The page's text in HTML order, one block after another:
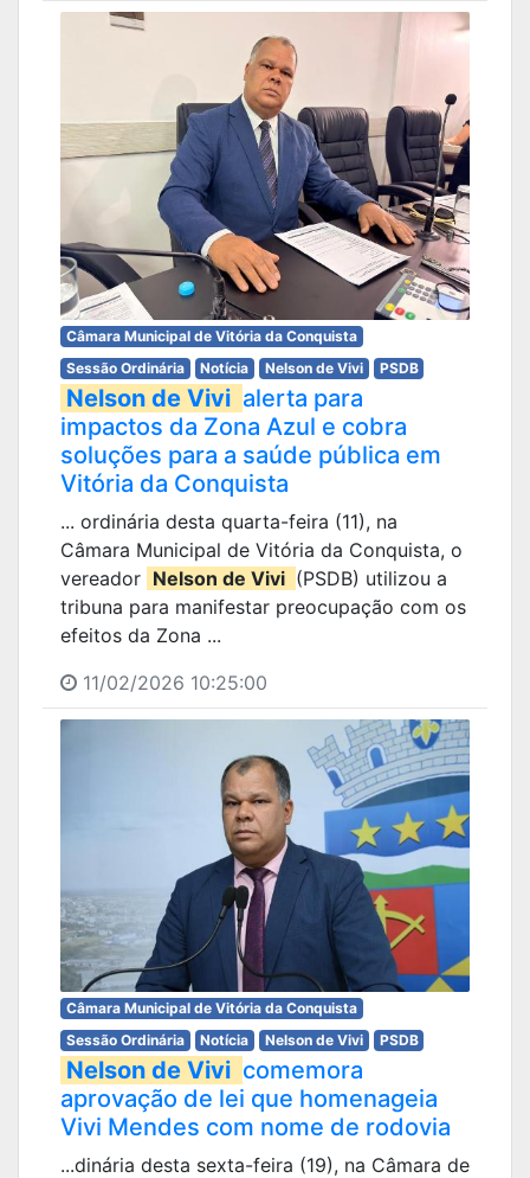
Câmara Municipal de Vitória da Conquista
Sessão Ordinária
Notícia Nelson de Vivi PSDB
Nelson de Vivi alerta para
impactos da Zona Azul e cobra
soluções para a saúde pública em
Vitória da Conquista
... ordinária desta quarta-feira (11), na
Câmara Municipal de Vitória da Conquista, o
vereador Nelson de Vivi (PSDB) utilizou a
tribuna para manifestar preocupação com os
efeitos da Zona ...
11/02/2026 10:25:00
Câmara Municipal de Vitória da Conquista
Sessão Ordinária
Notícia Nelson de Vivi PSDB
Nelson de Vivi comemora
aprovação de lei que homenageia
Vivi Mendes com nome de rodovia
...dinária desta sexta-feira (19), na Câmara de